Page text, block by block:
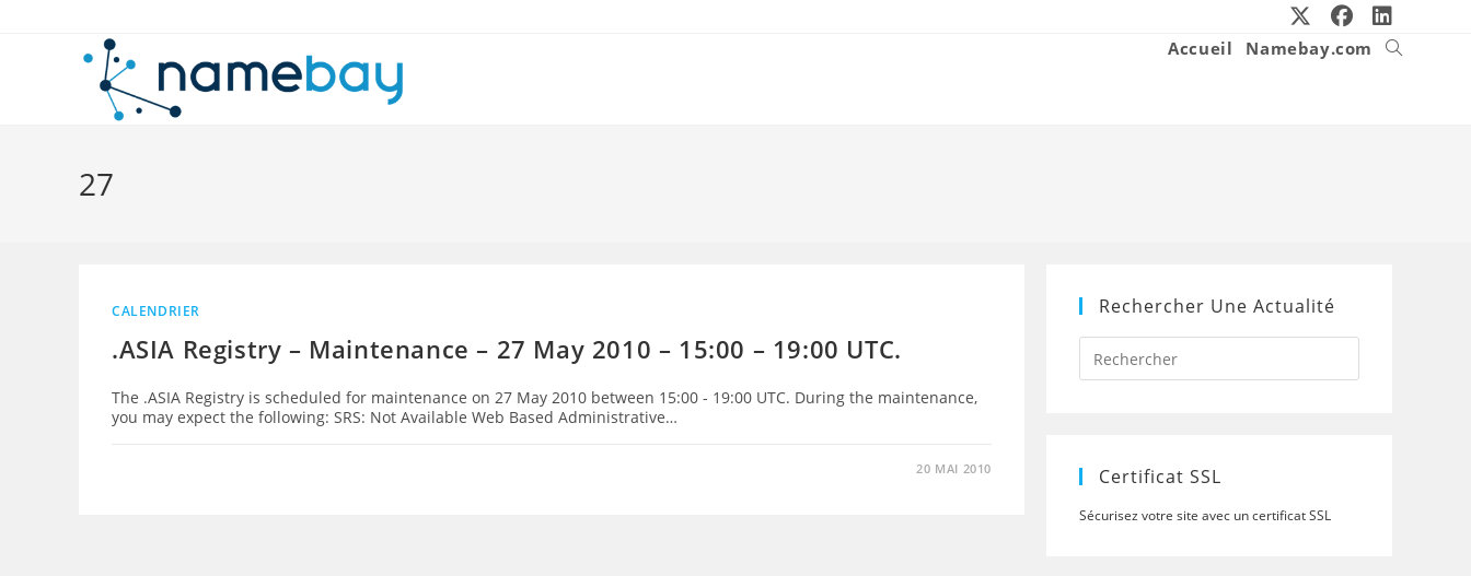
Accueil Namebay.com
Toggle
27
CALENDRIER
.ASIA Registry – Maintenance – 27 May 2010 – 15:00 – 19:00 UTC.
The .ASIA Registry is scheduled for maintenance on 27 May 2010 between 15:00 - 19:00 UTC. During the maintenance,
you may expect the following: SRS: Not Available Web Based Administrative…
20 MAI 2010
Rechercher Une Actualité
Press
to
Certificat SSL
Sécurisez votre site avec un certificat SSL